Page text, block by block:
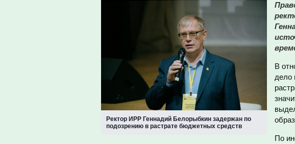
Ректор ИРР Геннадий Белорыбкин задержан по
подозрению в растрате бюджетных средств
В
дело
По